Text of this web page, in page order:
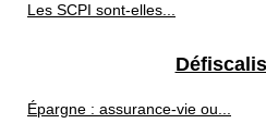
Les SCPI sont-elles...
Épargne : assurance-vie ou...